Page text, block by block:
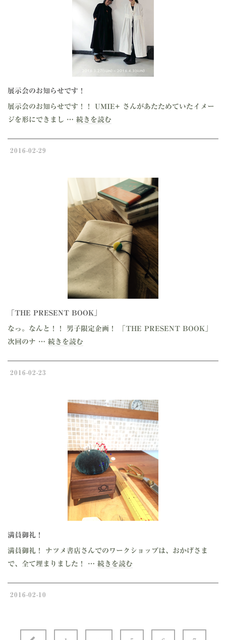
展示会のお知らせです！
展示会のお知らせです！！ UMIE+ さんがあたためていたイメー
ジを形にできまし … 続きを読む
2016-02-29
「THE PRESENT BOOK」
なっ。なんと！！ 男子限定企画！ 「THE PRESENT BOOK」
次回のナ … 続きを読む
2016-02-23
満員御礼！
満員御礼！ ナツメ書店さんでのワークショップは、おかげさま
で、全て埋まりました！ … 続きを読む
2016-02-10